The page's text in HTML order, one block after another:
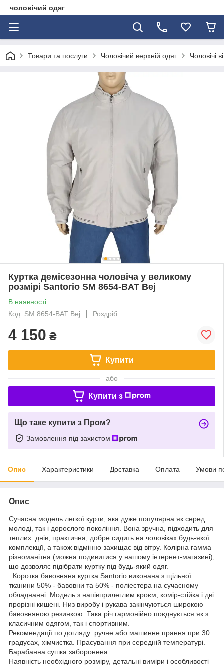
чоловічий одяг
Товари та послуги Чоловічий верхній одяг Чоловічі
Куртка демісезонна чоловіча у великому
розмірі Santorio SM 8654-BAT Bej
В наявності
Код: SM 8654-BAT Bej
Роздріб
4 150 ₴
Купити
або
Купити з
Що таке купити з Пром?
Замовлення під захистом
Опис Характеристики Доставка Оплата Умови
Опис
Сучасна модель легкої курти, яка дуже популярна як серед
молоді, так і дорослого покоління. Вона зручна, підходить для
теплих днів, практична, добре сидить на чоловіках будь-якої
комплекції, а також відмінно захищає від вітру. Колірна гамма
різноманітна (можна подивитися у нашому інтернет-магазині),
що дозволяє підібрати куртку під будь-який одяг.
Коротка бавовняна куртка Santorio виконана з щільної
тканини 50% - бавовни та 50% - поліестера на сучасному
обладнанні. Модель з напівприлеглим кроєм, комір-стійка і дві
прорізні кишені. Низ виробу і рукава закінчуються широкою
бавовняною резинкою. Така річ гармонійно поєднується як з
класичним одягом, так і спортивним.
Рекомендації по догляду: ручне або машинне прання при 30
градусах, хімчистка. Прасування при середній температурі.
Барабанна сушка заборонена.
Наявність необхідного розміру, детальні виміри і особливості